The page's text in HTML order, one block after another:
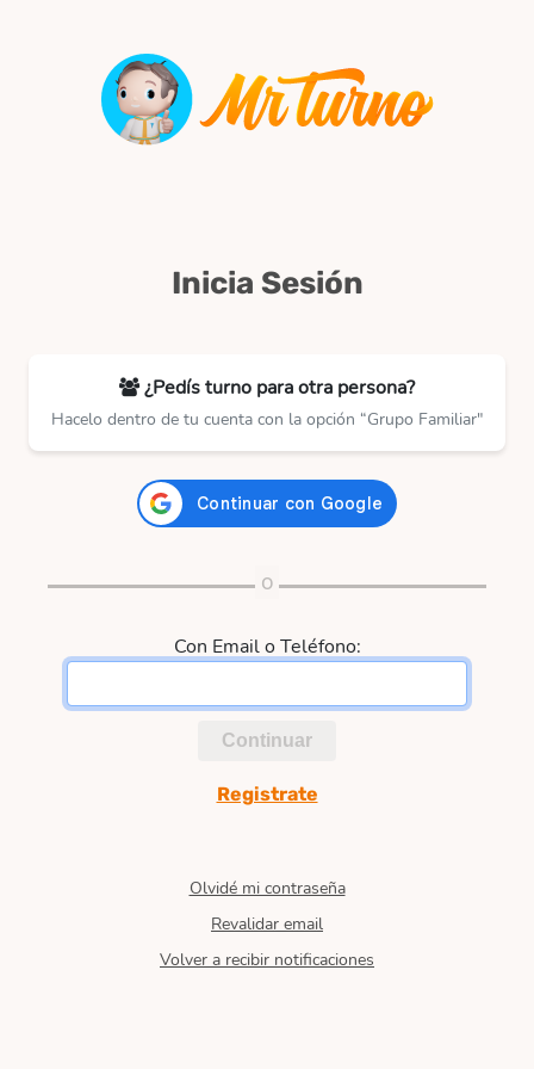
Inicia Sesión
¿Pedís turno para otra persona?
Hacelo dentro de tu cuenta con la opción “Grupo Familiar"
Con Email o Teléfono:
Continuar
Registrate
Olvidé mi contraseña
Revalidar email
Volver a recibir notificaciones